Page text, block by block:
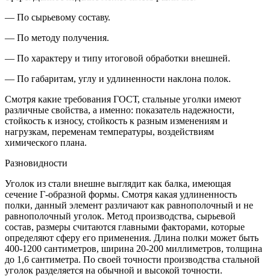
— По сырьевому составу.
— По методу получения.
— По характеру и типу итоговой обработки внешней.
— По габаритам, углу и удлиненности наклона полок.
Смотря какие требования ГОСТ, стальные уголки имеют
различные свойства, а именно: показатель надежности,
стойкость к износу, стойкость к разным изменениям и
нагрузкам, переменам температуры, воздействиям
химического плана.
Разновидности
Уголок из стали внешне выглядит как балка, имеющая
сечение Г-образной формы. Смотря какая удлиненность
полки, данный элемент различают как равнополочный и не
равнополочный уголок. Метод производства, сырьевой
состав, размеры считаются главными факторами, которые
определяют сферу его применения. Длина полки может быть
400-1200 сантиметров, ширина 20-200 миллиметров, толщина
до 1,6 сантиметра. По своей точности производства стальной
уголок разделяется на обычной и высокой точности.